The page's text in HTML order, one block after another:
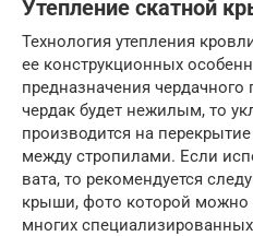
Утепление скатной
Технология утепления
ее конструкционных
предназначения
чердак будет нежилым, то
производится на
между стропилами. Если
вата, то рекомендуется
крыши, фото которой можно
многих